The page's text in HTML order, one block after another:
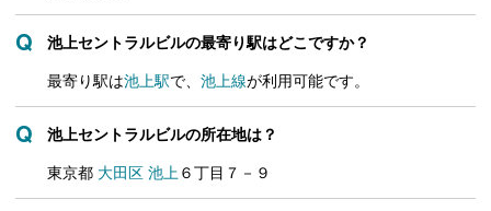
池上セントラルビルの最寄り駅はどこですか？
最寄り駅は池上駅で、 池上線が利用可能です。
池上セントラルビルの所在地は？
東京都 大田区 池上 ６丁目７－９